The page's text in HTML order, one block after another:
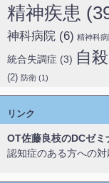
精神疾患
神科病院 (6) 精神科
統合失調症 (3) 自殺
(2) 防衛 (1)
リンク
OT佐藤良枝のDCゼミ
認知症のある方への